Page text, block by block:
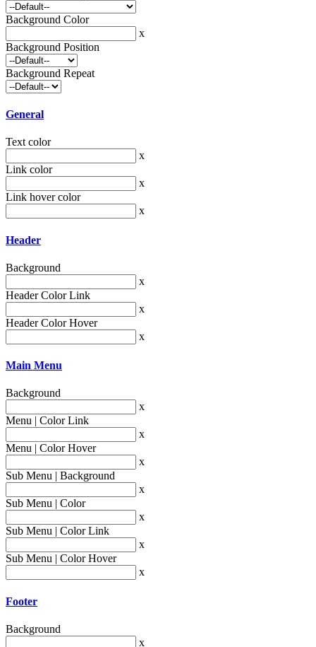
Background Color
x
Background Position
Background Repeat
General
Text color
x
Link color
x
Link hover color
x
Header
Background
x
Header Color Link
x
Header Color Hover
x
Main Menu
Background
x
Menu | Color Link
x
Menu | Color Hover
x
Sub Menu | Background
x
Sub Menu | Color
x
Sub Menu | Color Link
x
Sub Menu | Color Hover
x
Footer
Background
x